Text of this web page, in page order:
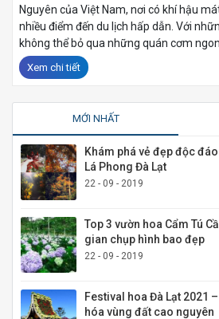
Nguyên của Việt Nam, nơi có khí hậu
nhiều điểm đến du lịch hấp dẫn. Với
không thể bỏ qua những quán cơm ngon
Xem chi tiết
MỚI NHẤT
Khám phá vẻ đẹp độc
Lá Phong Đà Lạt
22 - 09 - 2019
Top 3 vườn hoa Cẩm Tú
gian chụp hình bao đẹp
22 - 09 - 2019
Festival hoa Đà Lạt 2021
hóa vùng đất cao nguyên